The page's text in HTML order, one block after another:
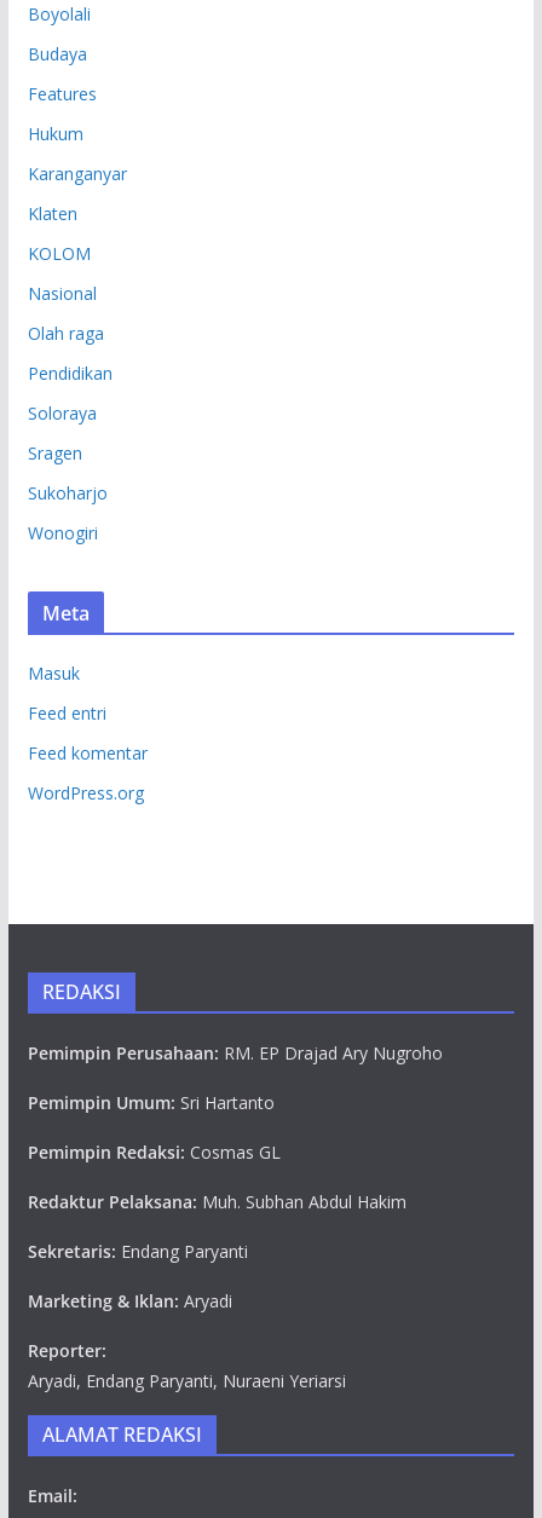
Boyolali
Budaya
Features
Hukum
Karanganyar
Klaten
KOLOM
Nasional
Olah raga
Pendidikan
Soloraya
Sragen
Sukoharjo
Wonogiri
Meta
Masuk
Feed entri
Feed komentar
WordPress.org
REDAKSI
Pemimpin Perusahaan: RM. EP Drajad Ary Nugroho
Pemimpin Umum: Sri Hartanto
Pemimpin Redaksi: Cosmas GL
Redaktur Pelaksana: Muh. Subhan Abdul Hakim
Sekretaris: Endang Paryanti
Marketing & Iklan: Aryadi
Reporter:
Aryadi, Endang Paryanti, Nuraeni Yeriarsi
ALAMAT REDAKSI
Email: